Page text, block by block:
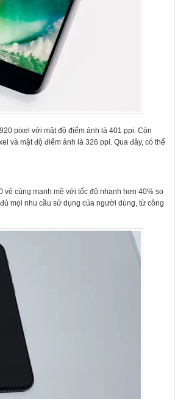
pixel với mật độ điểm ảnh là 401 ppi. Còn
và mật độ điểm ảnh là 326 ppi. Qua đây, có thể
vô cùng mạnh mẽ với tốc độ nhanh hơn 40% so
mọi nhu cầu sử dụng của người dùng, từ công